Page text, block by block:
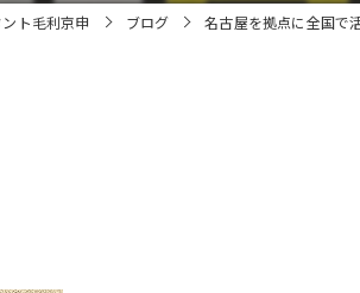
ト毛利京申 ブログ 名古屋を拠点に全国で